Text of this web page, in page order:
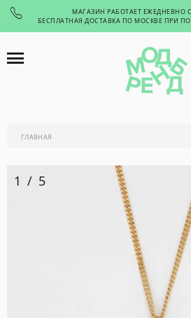
МАГАЗИН РАБОТАЕТ ЕЖЕДНЕВНО С
БЕСПЛАТНАЯ ДОСТАВКА ПО МОСКВЕ ПРИ
ГЛАВНАЯ
1 / 5